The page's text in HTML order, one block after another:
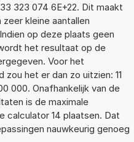
323 074 6E+22. Dit maakt
kleine aantallen
op deze plaats geen
het resultaat op de
Voor het
het er dan zo uitzien: 11
000. Onafhankelijk van de
is de maximale
calculator 14 plaatsen. Dat
nauwkeurig genoeg